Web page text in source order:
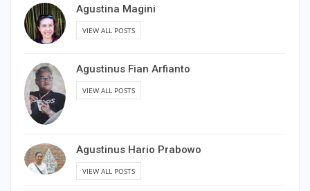
Agustina Magini
VIEW ALL POSTS
Agustinus Fian Arfianto
VIEW ALL POSTS
Agustinus Hario Prabowo
VIEW ALL POSTS